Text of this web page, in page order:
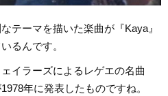
テーマを描いた楽曲が『Kaya』
るんです。
イラーズによるレゲエの名曲
年に発表したものですね。